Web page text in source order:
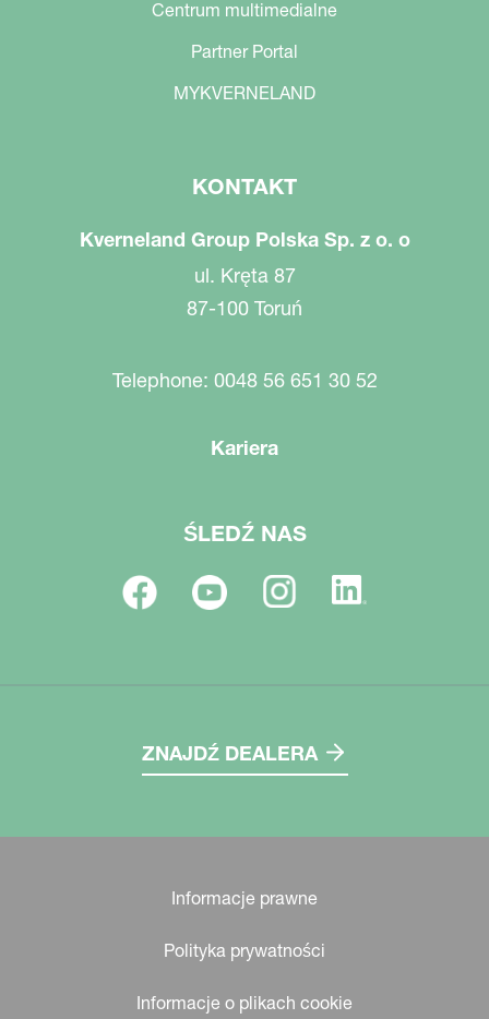
Centrum multimedialne
Partner Portal
MYKVERNELAND
KONTAKT
Kverneland Group Polska Sp. z o. o
ul. Kręta 87
87-100 Toruń
Telephone: 0048 56 651 30 52
Kariera
ŚLEDŹ NAS
ZNAJDŹ DEALERA
Informacje prawne
Polityka prywatności
Informacje o plikach cookie